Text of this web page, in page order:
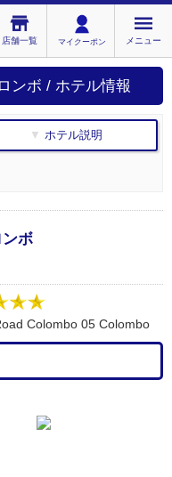
店舗一覧 マイクーポン メニュー
ンボ / ホテル情報
▼ ホテル説明
ボ
Colombo 05 Colombo